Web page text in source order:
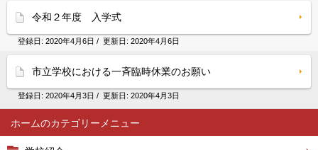
ホーム
令和２年度 入学式
登録日: 2020年4月6日 / 更新日: 2020年4月6日
市立学校における一斉臨時休業のお願い
登録日: 2020年4月3日 / 更新日: 2020年4月3日